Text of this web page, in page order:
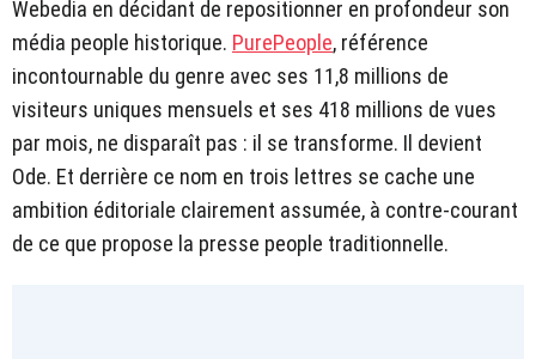
Webedia en décidant de repositionner en profondeur son
média people historique. PurePeople, référence
incontournable du genre avec ses 11,8 millions de
visiteurs uniques mensuels et ses 418 millions de vues
par mois, ne disparaît pas : il se transforme. Il devient
Ode. Et derrière ce nom en trois lettres se cache une
ambition éditoriale clairement assumée, à contre-courant
de ce que propose la presse people traditionnelle.